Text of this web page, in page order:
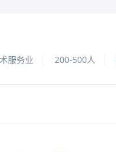
服务业 200-500人